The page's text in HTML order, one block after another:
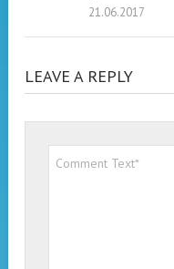
21.06.2017
LEAVE A REPLY